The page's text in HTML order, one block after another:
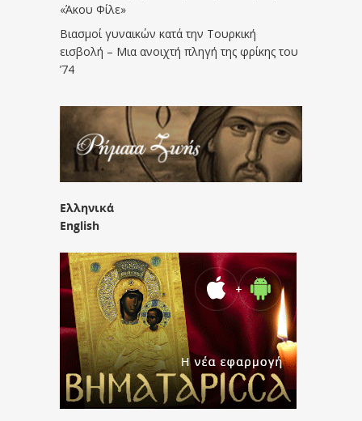
«Άκου Φίλε»
Βιασμοί γυναικών κατά την Τουρκική
εισβολή – Μια ανοιχτή πληγή της φρίκης του
’74
Ελληνικά
English